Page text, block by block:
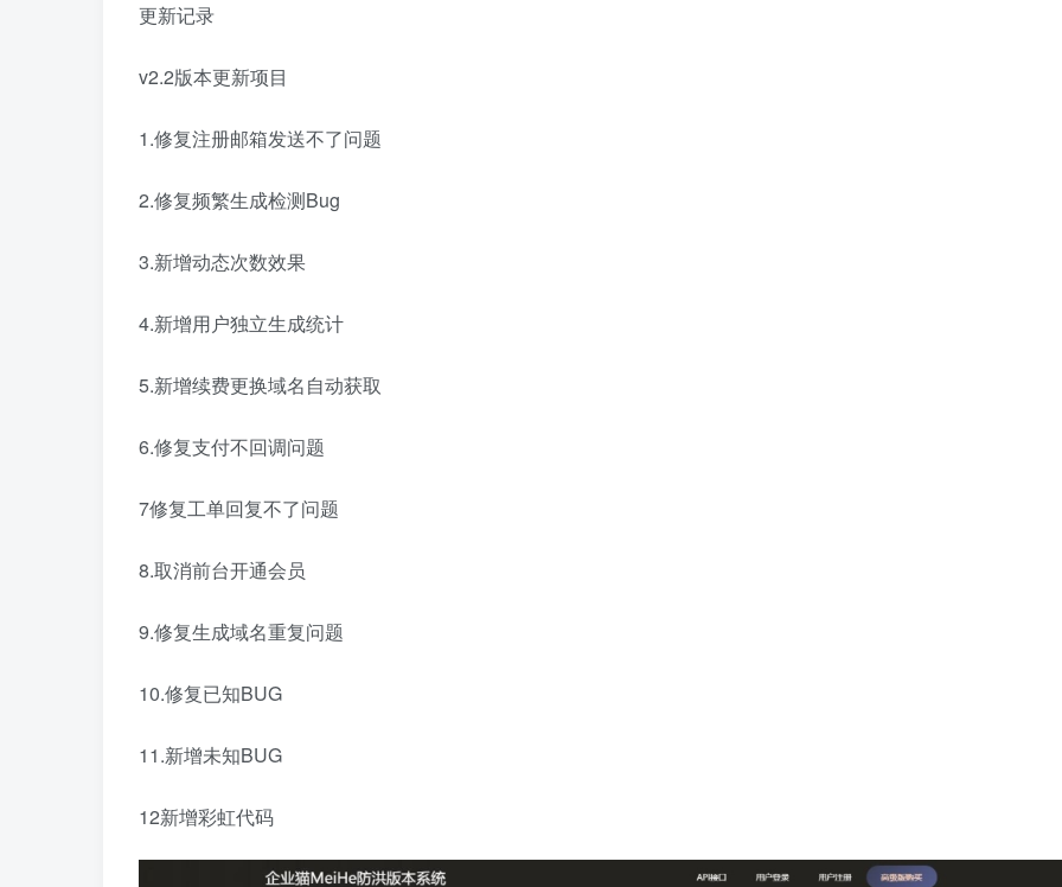
更新记录
v2.2版本更新项目
1.修复注册邮箱发送不了问题
2.修复频繁生成检测Bug
3.新增动态次数效果
4.新增用户独立生成统计
5.新增续费更换域名自动获取
6.修复支付不回调问题
7修复工单回复不了问题
8.取消前台开通会员
9.修复生成域名重复问题
10.修复已知BUG
11.新增未知BUG
12新增彩虹代码